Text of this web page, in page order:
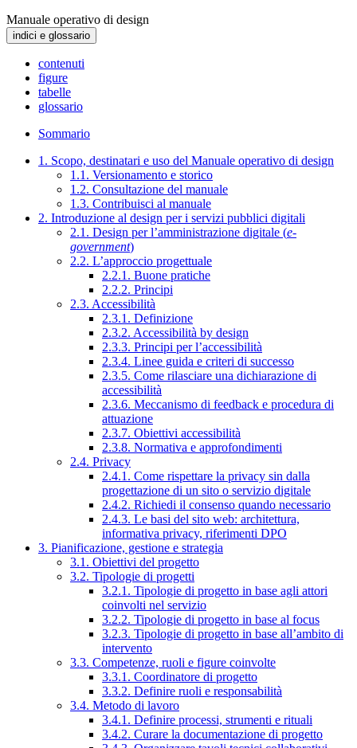
Manuale operativo di design
indici e glossario
contenuti
figure
tabelle
glossario
Sommario
1. Scopo, destinatari e uso del Manuale operativo di design
1.1. Versionamento e storico
1.2. Consultazione del manuale
1.3. Contribuisci al manuale
2. Introduzione al design per i servizi pubblici digitali
2.1. Design per l’amministrazione digitale (e-
government)
2.2. L’approccio progettuale
2.2.1. Buone pratiche
2.2.2. Principi
2.3. Accessibilità
2.3.1. Definizione
2.3.2. Accessibilità by design
2.3.3. Principi per l’accessibilità
2.3.4. Linee guida e criteri di successo
2.3.5. Come rilasciare una dichiarazione di
accessibilità
2.3.6. Meccanismo di feedback e procedura di
attuazione
2.3.7. Obiettivi accessibilità
2.3.8. Normativa e approfondimenti
2.4. Privacy
2.4.1. Come rispettare la privacy sin dalla
progettazione di un sito o servizio digitale
2.4.2. Richiedi il consenso quando necessario
2.4.3. Le basi del sito web: architettura,
informativa privacy, riferimenti DPO
3. Pianificazione, gestione e strategia
3.1. Obiettivi del progetto
3.2. Tipologie di progetti
3.2.1. Tipologie di progetto in base agli attori
coinvolti nel servizio
3.2.2. Tipologie di progetto in base al focus
3.2.3. Tipologie di progetto in base all’ambito di
intervento
3.3. Competenze, ruoli e figure coinvolte
3.3.1. Coordinatore di progetto
3.3.2. Definire ruoli e responsabilità
3.4. Metodo di lavoro
3.4.1. Definire processi, strumenti e rituali
3.4.2. Curare la documentazione di progetto